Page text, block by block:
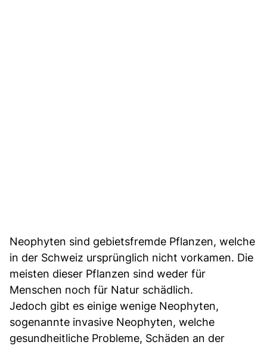
Neophyten sind gebietsfremde Pflanzen, welche
in der Schweiz ursprünglich nicht vorkamen. Die
meisten dieser Pflanzen sind weder für
Menschen noch für Natur schädlich.
Jedoch gibt es einige wenige Neophyten,
sogenannte invasive Neophyten, welche
gesundheitliche Probleme, Schäden an der